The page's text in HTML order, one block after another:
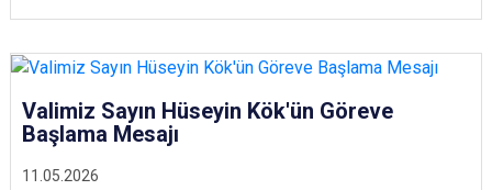
11.05.2026
Valimiz Sayın Hüseyin Kök'ün Göreve
Başlama Mesajı